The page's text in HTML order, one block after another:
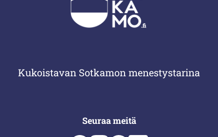
Kukoistavan Sotkamon menestystarina
Seuraa meitä